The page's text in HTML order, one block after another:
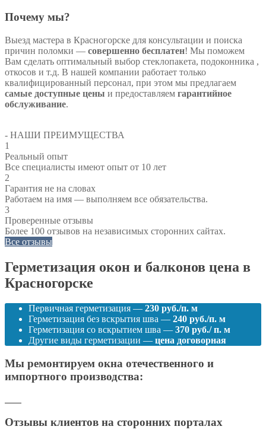
Почему мы?
Выезд мастера в Красногорске для консультации и поиска
причин поломки — совершенно бесплатен! Мы поможем
Вам сделать оптимальный выбор стеклопакета, подоконника ,
откосов и т.д. В нашей компании работает только
квалифицированный персонал, при этом мы предлагаем
самые доступные цены и предоставляем гарантийное
обслуживание.
- НАШИ ПРЕИМУЩЕСТВА
1
Реальный опыт
Все специалисты имеют опыт от 10 лет
2
Гарантия не на словах
Работаем на имя — выполняем все обязательства.
3
Проверенные отзывы
Более 100 отзывов на независимых сторонних сайтах.
Все отзывы
Герметизация окон и балконов цена в
Красногорске
Первичная герметизация — 230 руб./п. м
Герметизация без вскрытия шва — 240 руб./п. м
Герметизация со вскрытием шва — 370 руб./ п. м
Другие виды герметизации — цена договорная
Мы ремонтируем окна отечественного и
импортного производства:
Отзывы клиентов на сторонних порталах